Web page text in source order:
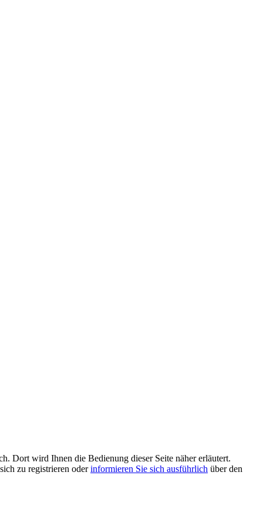
Dort wird Ihnen die Bedienung dieser Seite näher erläutert.
zu registrieren oderinformieren Sie sich ausführlich über den